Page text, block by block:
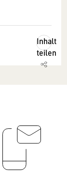
Inhalt
teilen